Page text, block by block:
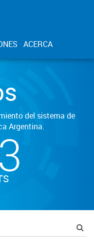
ACERCA
del sistema de
Argentina.